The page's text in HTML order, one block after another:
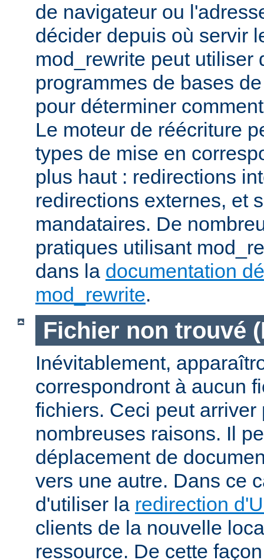
de navigateur ou
décider depuis où servir
mod_rewrite peut utiliser
programmes de bases
pour déterminer
Le moteur de réécriture
types de mise en
plus haut : redirections
redirections externes, et
mandataires. De
pratiques utilisant
dans la documentation
mod_rewrite.
Fichier non trouvé
Inévitablement,
correspondront à aucun
fichiers. Ceci peut arriver
nombreuses raisons. Il
déplacement de
vers une autre. Dans ce
d'utiliser la redirection
clients de la nouvelle
ressource. De cette